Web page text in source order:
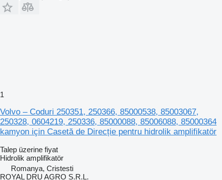
1
Volvo – Coduri 250351, 250366, 85000538, 85003067,
250328, 0604219, 250336, 85000088, 85006088, 85000364
kamyon için Casetă de Direcție pentru hidrolik amplifikatör
Talep üzerine fiyat
Hidrolik amplifikatör
Romanya, Cristesti
ROYAL DRU AGRO S.R.L.